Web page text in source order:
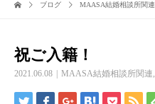
ブログ MAASA結婚相談所関連
祝ご入籍！
2021.06.08 MAASA結婚相談所関連,